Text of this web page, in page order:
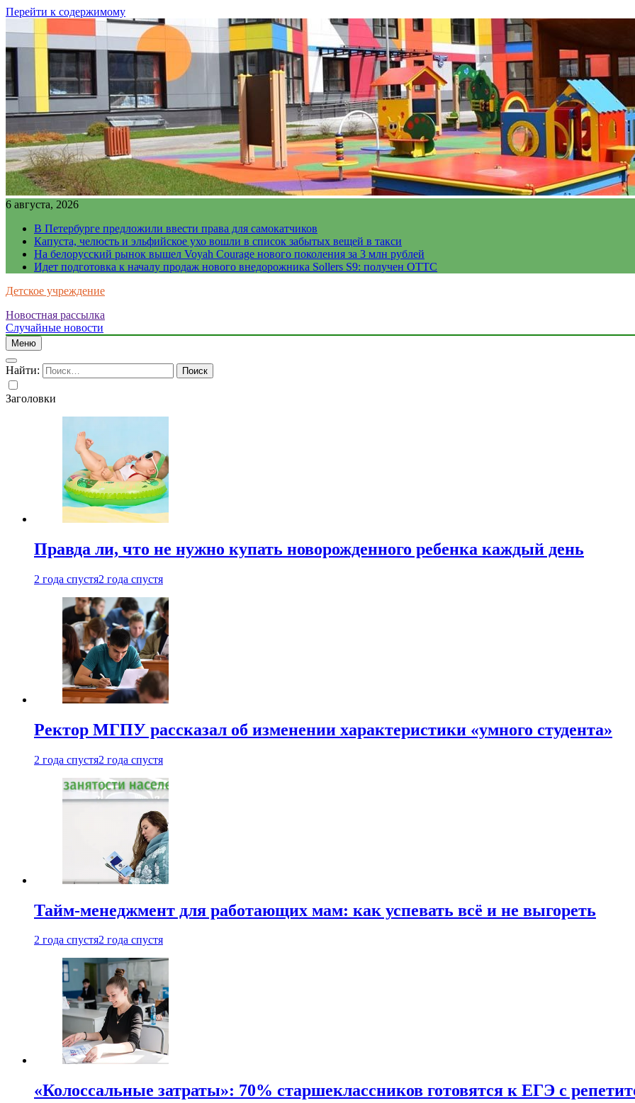
Перейти к содержимому
6 августа, 2026
В Петербурге предложили ввести права для самокатчиков
Капуста, челюсть и эльфийское ухо вошли в список забытых вещей в такси
На белорусский рынок вышел Voyah Courage нового поколения за 3 млн рублей
Идет подготовка к началу продаж нового внедорожника Sollers S9: получен ОТТС
Детское учреждение
Новостная рассылка
Случайные новости
Меню
Найти:
Заголовки
Правда ли, что не нужно купать новорожденного ребенка каждый день
2 года спустя2 года спустя
Ректор МГПУ рассказал об изменении характеристики «умного студента»
2 года спустя2 года спустя
Тайм-менеджмент для работающих мам: как успевать всё и не выгореть
2 года спустя2 года спустя
«Колоссальные затраты»: 70% старшеклассников готовятся к ЕГЭ с